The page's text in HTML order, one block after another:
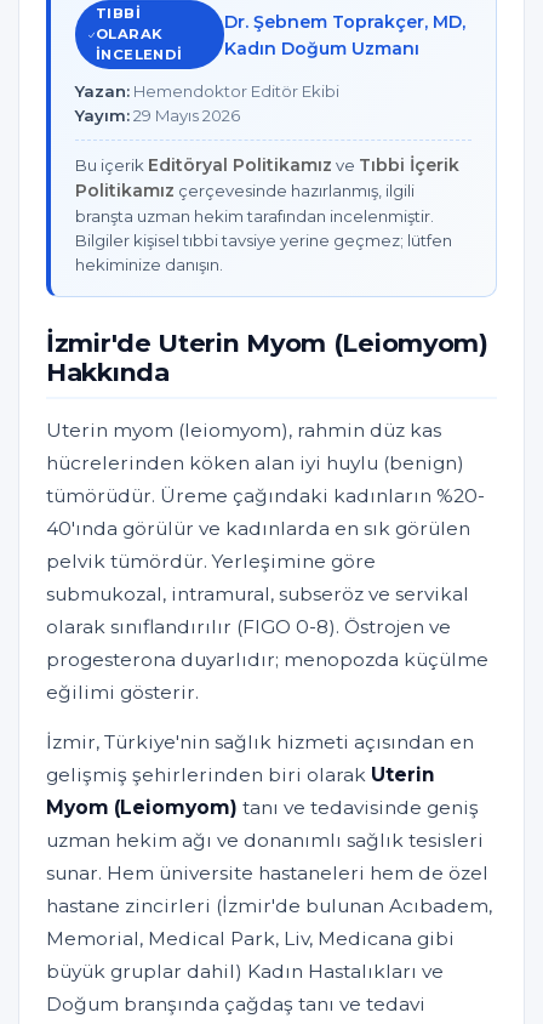
TIBBI
OLARAK
INCELENDI
Dr. Şebnem Toprakçer, MD,
Kadın Doğum Uzmanı
Yazan: Hemendoktor Editör Ekibi
Yayım:29 Mayıs 2026
Bu içerik Editöryal Politikamız ve Tıbbi İçerik
Politikamız çerçevesinde hazırlanmış, ilgili
branşta uzman hekim tarafından incelenmiştir.
Bilgiler kişisel tıbbi tavsiye yerine geçmez; lütfen
hekiminize danışın.
İzmir'de Uterin Myom (Leiomyom)
Hakkında
Uterin myom (leiomyom), rahmin düz kas
hücrelerinden köken alan iyi huylu (benign)
tümörüdür. Üreme çağındaki kadınların %20-
40'ında görülür ve kadınlarda en sık görülen
pelvik tümördür. Yerleşimine göre
submukozal, intramural, subseröz ve servikal
olarak sınıflandırılır (FIGO 0-8). Östrojen ve
progesterona duyarlıdır; menopozda küçülme
eğilimi gösterir.
İzmir, Türkiye'nin sağlık hizmeti açısından en
gelişmiş şehirlerinden biri olarak Uterin
Myom (Leiomyom) tanı ve tedavisinde geniş
uzman hekim ağı ve donanımlı sağlık tesisleri
sunar. Hem üniversite hastaneleri hem de özel
hastane zincirleri (İzmir'de bulunan Acıbadem,
Memorial, Medical Park, Liv, Medicana gibi
büyük gruplar dahil) Kadın Hastalıkları ve
Doğum branşında çağdaş tanı ve tedavi